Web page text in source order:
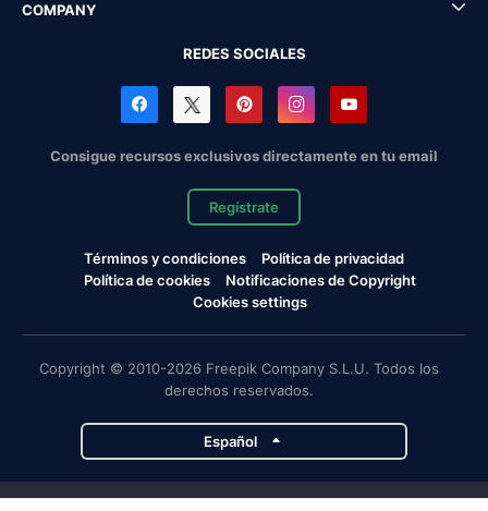
COMPANY
REDES SOCIALES
Consigue recursos exclusivos directamente en tu email
Regístrate
Términos y condiciones
Política de privacidad
Política de cookies
Notificaciones de Copyright
Cookies settings
Copyright © 2010-2026 Freepik Company S.L.U. Todos los
derechos reservados.
Español